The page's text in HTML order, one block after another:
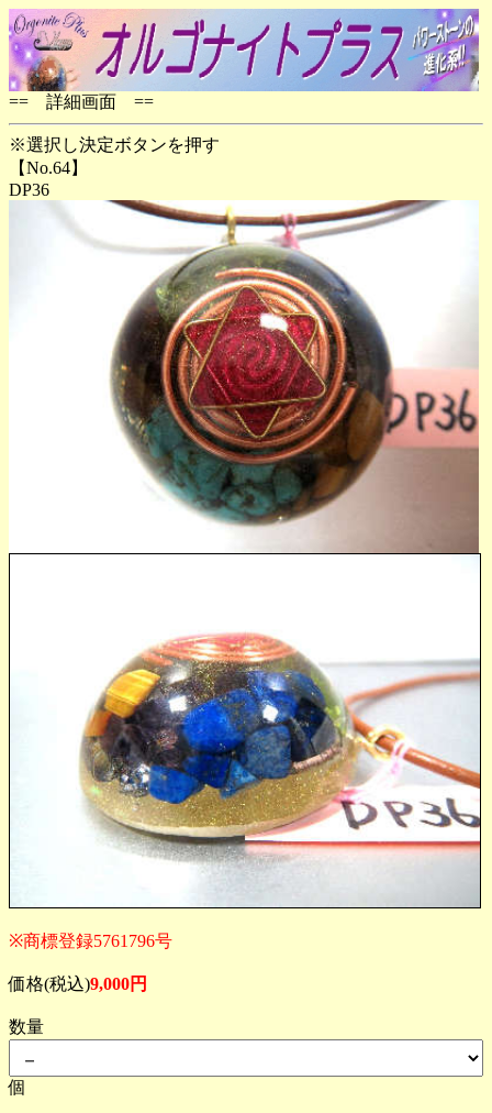
== 詳細画面 ==
※選択し決定ボタンを押す
【No.64】
DP36
※商標登録5761796号
価格(税込)9,000円
数量
個